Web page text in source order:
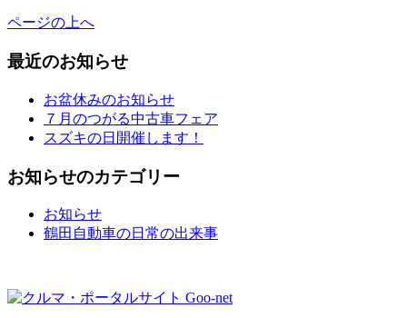
ページの上へ
最近のお知らせ
お盆休みのお知らせ
７月のつがる中古車フェア
スズキの日開催します！
お知らせのカテゴリー
お知らせ
鶴田自動車の日常の出来事